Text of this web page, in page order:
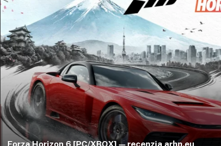
Forza Horizon 6 [PC/XBOX] — recenzja arhn.eu